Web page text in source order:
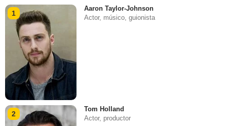
1
Aaron Taylor-Johnson
Actor, músico, guionista
2
Tom Holland
Actor, productor